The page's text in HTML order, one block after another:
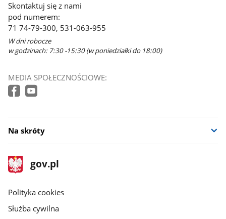
Skontaktuj się z nami
pod numerem:
71 74-79-300, 531-063-955
W dni robocze
w godzinach: 7:30 -15:30 (w poniedziałki do 18:00)
MEDIA SPOŁECZNOŚCIOWE:
Na skróty
stopka
gov.pl
Strona
gov.pl
gov.pl
Polityka cookies
Służba cywilna